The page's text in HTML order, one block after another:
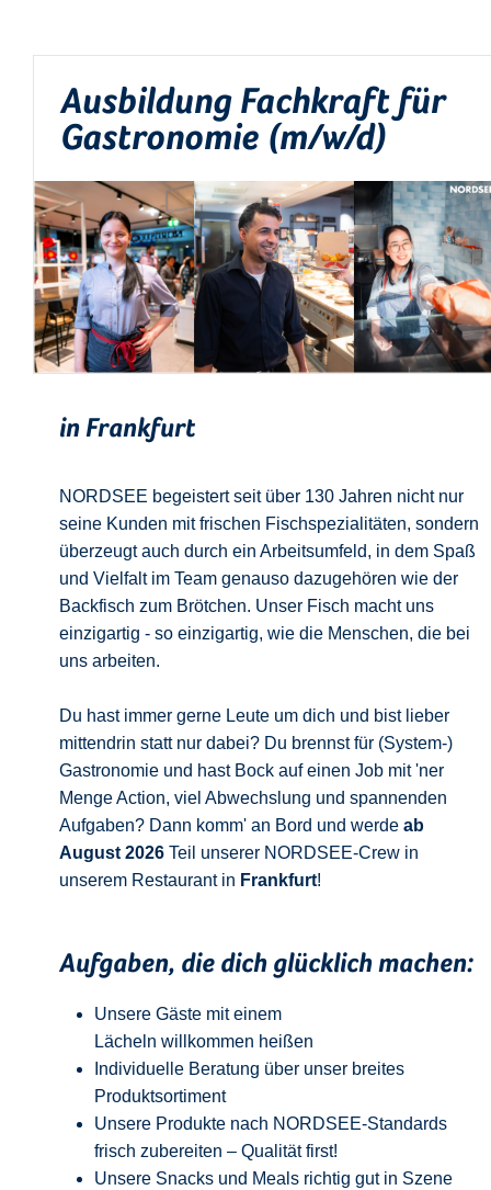
Ausbildung Fachkraft für
Gastronomie (m/w/d)
in Frankfurt
NORDSEE begeistert seit über 130 Jahren nicht nur
seine Kunden mit frischen Fischspezialitäten, sondern
überzeugt auch durch ein Arbeitsumfeld, in dem Spaß
und Vielfalt im Team genauso dazugehören wie der
Backfisch zum Brötchen. Unser Fisch macht uns
einzigartig - so einzigartig, wie die Menschen, die bei
uns arbeiten.
Du hast immer gerne Leute um dich und bist lieber
mittendrin statt nur dabei? Du brennst für (System-)
Gastronomie und hast Bock auf einen Job mit 'ner
Menge Action, viel Abwechslung und spannenden
Aufgaben? Dann komm' an Bord und werde ab
August 2026 Teil unserer NORDSEE-Crew in
unserem Restaurant in Frankfurt!
Aufgaben, die dich glücklich machen:
Unsere Gäste mit einem
Lächeln willkommen heißen
Individuelle Beratung über unser breites
Produktsortiment
Unsere Produkte nach NORDSEE-Standards
frisch zubereiten – Qualität first!
Unsere Snacks und Meals richtig gut in Szene